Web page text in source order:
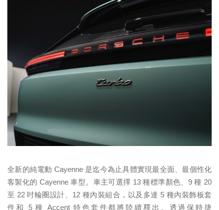
全新的純電動 Cayenne 是迄今為止具體實現最全面、最個性化
客製化的 Cayenne 車型。車主可選擇 13 種標準顏色、9 種 20
至 22 吋輪圈設計、12 種內裝組合，以及多達 5 種內裝飾板套
件和 5 種 Accent 特色套件都將陸續釋出。透過保時捷